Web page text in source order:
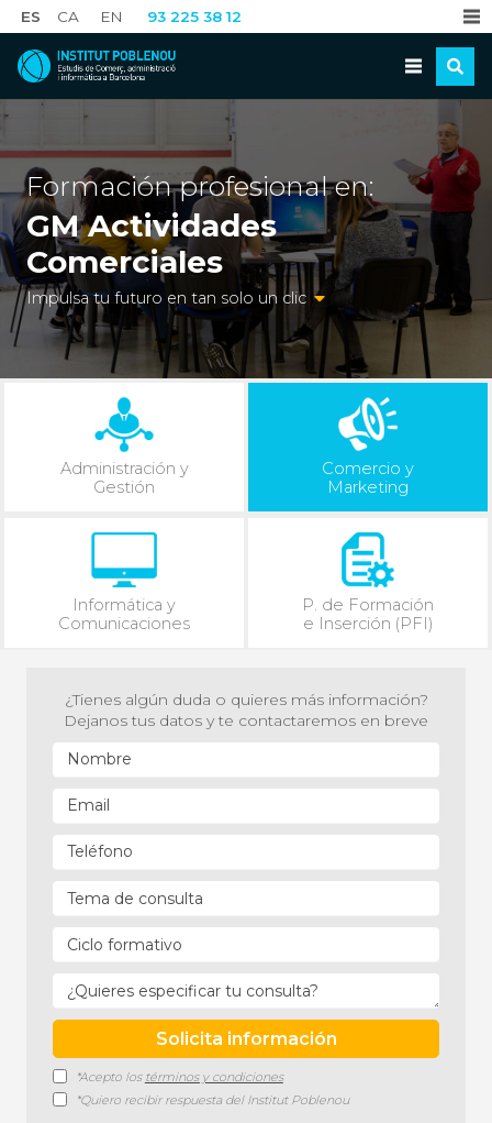
CA EN
ES 93 225 38 12
Formación profesional en:
GM Actividades
Comerciales
Impulsa tu futuro en tan solo un clic
Administración y
Gestión
Comercio y
Marketing
Informática y
Comunicaciones
P. de Formación
e Inserción (PFI)
¿Tienes algún duda o quieres más información?
Dejanos tus datos y te contactaremos en breve
*Acepto los términos y condiciones
*Quiero recibir respuesta del Institut Poblenou